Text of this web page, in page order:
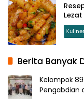
Kuliner
Berita Banyak
Kelompok 89
Pengabdian